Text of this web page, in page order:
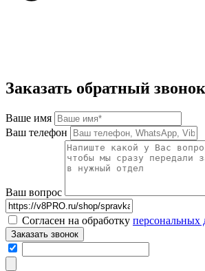
Заказать обратный звонок
Ваше имя
Ваш телефон
Ваш вопрос
Согласен на обработку персональных
Заказать звонок